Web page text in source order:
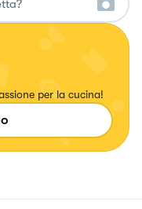
per la cucina!